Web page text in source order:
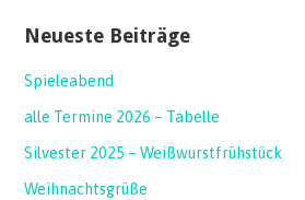
Neueste Beiträge
Spieleabend
alle Termine 2026 – Tabelle
Silvester 2025 – Weißwurstfrühstück
Weihnachtsgrüße